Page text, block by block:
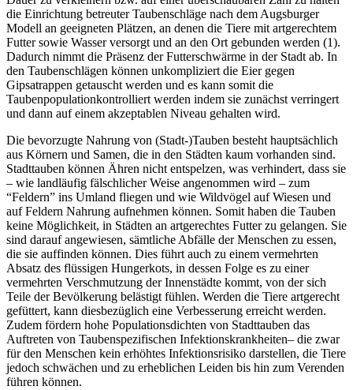
die Einrichtung betreuter Taubenschläge nach dem Augsburger
Modell an geeigneten Plätzen, an denen die Tiere mit artgerechtem
Futter sowie Wasser versorgt und an den Ort gebunden werden (1).
Dadurch nimmt die Präsenz der Futterschwärme in der Stadt ab. In
den Taubenschlägen können unkompliziert die Eier gegen
Gipsatrappen getauscht werden und es kann somit die
Taubenpopulationkontrolliert werden indem sie zunächst verringert
und dann auf einem akzeptablen Niveau gehalten wird.
Die bevorzugte Nahrung von (Stadt-)Tauben besteht hauptsächlich
aus Körnern und Samen, die in den Städten kaum vorhanden sind.
Stadttauben können Ähren nicht entspelzen, was verhindert, dass sie
– wie landläufig fälschlicher Weise angenommen wird – zum
“Feldern” ins Umland fliegen und wie Wildvögel auf Wiesen und
auf Feldern Nahrung aufnehmen können. Somit haben die Tauben
keine Möglichkeit, in Städten an artgerechtes Futter zu gelangen. Sie
sind darauf angewiesen, sämtliche Abfälle der Menschen zu essen,
die sie auffinden können. Dies führt auch zu einem vermehrten
Absatz des flüssigen Hungerkots, in dessen Folge es zu einer
vermehrten Verschmutzung der Innenstädte kommt, von der sich
Teile der Bevölkerung belästigt fühlen. Werden die Tiere artgerecht
gefüttert, kann diesbezüglich eine Verbesserung erreicht werden.
Zudem fördern hohe Populationsdichten von Stadttauben das
Auftreten von Taubenspezifischen Infektionskrankheiten– die zwar
für den Menschen kein erhöhtes Infektionsrisiko darstellen, die Tiere
jedoch schwächen und zu erheblichen Leiden bis hin zum Verenden
führen können.